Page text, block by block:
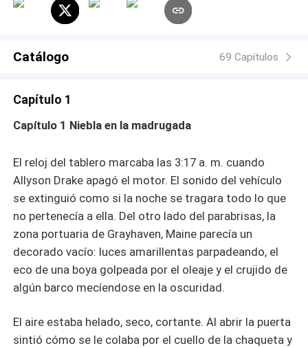
sabe si son advertencias o invitaciones. Pero cuanto más
cerca está de él, más difícil resulta decidir si está
hombre que podría matarla. Un romance prohibido, un
parece.
Catálogo 69 Capítulos
Capítulo 1
Capítulo 1 Niebla en la madrugada
El reloj del tablero marcaba las 3:17 a. m. cuando
Allyson Drake apagó el motor. El sonido del vehículo
se extinguió como si la noche se tragara todo lo que
no pertenecía a ella. Del otro lado del parabrisas, la
zona portuaria de Grayhaven, Maine parecía un
decorado vacío: luces amarillentas parpadeando, el
eco de una boya golpeada por el oleaje y el crujido de
algún barco mecíendose en la oscuridad.
El aire estaba helado, seco, cortante. Al abrir la puerta
sintió cómo se le colaba por el cuello de la chaqueta y